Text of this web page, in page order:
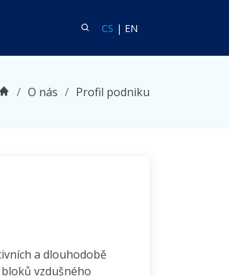
Vyhledat
CS | Language CS
EN
DomůO nás Profil podniku
a dlouhodobě
vzdušného